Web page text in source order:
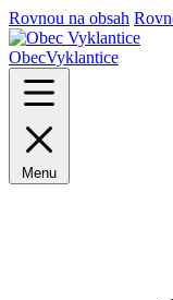
Rovnou na obsah
ObecVyklantice
Menu